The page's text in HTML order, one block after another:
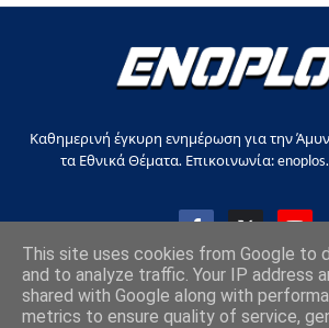
Καθημερινή έγκυρη ενημέρωση για την
τα Εθνικά Θέματα. Επικοινωνία:
Copyright © 2017-2026, all rights
This site uses cookies from Google to
and to analyze traffic. Your IP address
shared with Google along with
metrics to ensure quality of service,